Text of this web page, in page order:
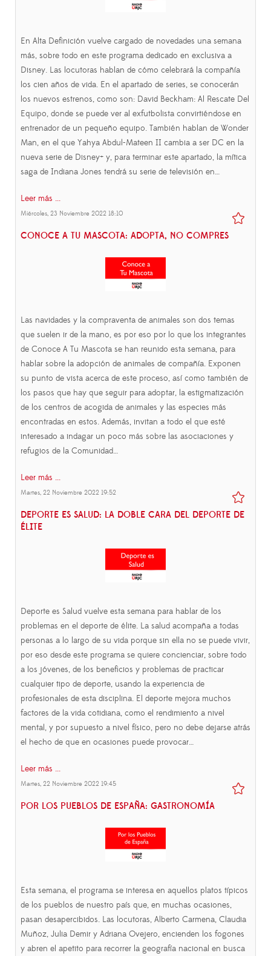
En Alta Definición vuelve cargado de novedades una semana
más, sobre todo en este programa dedicado en exclusiva a
Disney. Las locutoras hablan de cómo celebrará la compañía
los cien años de vida. En el apartado de series, se conocerán
los nuevos estrenos, como son: David Beckham: Al Rescate Del
Equipo, donde se puede ver al exfutbolista convirtiéndose en
entrenador de un pequeño equipo. También hablan de Wonder
Man, en el que Yahya Abdul-Mateen II cambia a ser DC en la
nueva serie de Disney+ y, para terminar este apartado, la mítica
saga de Indiana Jones tendrá su serie de televisión en…
Leer más ...
Miércoles, 23 Noviembre 2022 18:10
CONOCE A TU MASCOTA: ADOPTA, NO COMPRES
Las navidades y la compraventa de animales son dos temas
que suelen ir de la mano, es por eso por lo que los integrantes
de Conoce A Tu Mascota se han reunido esta semana, para
hablar sobre la adopción de animales de compañía. Exponen
su punto de vista acerca de este proceso, así como también de
los pasos que hay que seguir para adoptar, la estigmatización
de los centros de acogida de animales y las especies más
encontradas en estos. Además, invitan a todo el que esté
interesado a indagar un poco más sobre las asociaciones y
refugios de la Comunidad…
Leer más ...
Martes, 22 Noviembre 2022 19:52
DEPORTE ES SALUD: LA DOBLE CARA DEL DEPORTE DE
ÉLITE
Deporte es Salud vuelve esta semana para hablar de los
problemas en el deporte de élite. La salud acompaña a todas
personas a lo largo de su vida porque sin ella no se puede vivir,
por eso desde este programa se quiere concienciar, sobre todo
a los jóvenes, de los beneficios y problemas de practicar
cualquier tipo de deporte, usando la experiencia de
profesionales de esta disciplina. El deporte mejora muchos
factores de la vida cotidiana, como el rendimiento a nivel
mental, y por supuesto a nivel físico, pero no debe dejarse atrás
el hecho de que en ocasiones puede provocar…
Leer más ...
Martes, 22 Noviembre 2022 19:45
POR LOS PUEBLOS DE ESPAÑA: GASTRONOMÍA
Esta semana, el programa se interesa en aquellos platos típicos
de los pueblos de nuestro país que, en muchas ocasiones,
pasan desapercibidos. Las locutoras, Alberto Carmena, Claudia
Muñoz, Julia Demir y Adriana Ovejero, encienden los fogones
y abren el apetito para recorrer la geografía nacional en busca